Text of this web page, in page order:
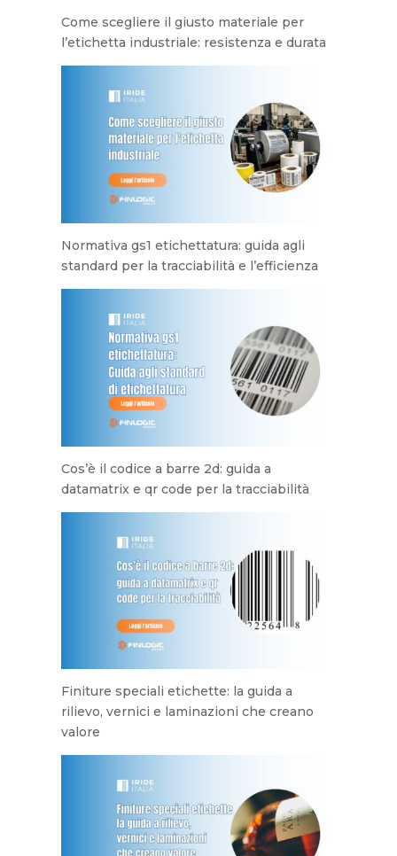
Come scegliere il giusto materiale per
l’etichetta industriale: resistenza e durata
Normativa gs1 etichettatura: guida agli
standard per la tracciabilità e l’efficienza
Cos’è il codice a barre 2d: guida a
datamatrix e qr code per la tracciabilità
Finiture speciali etichette: la guida a
rilievo, vernici e laminazioni che creano
valore